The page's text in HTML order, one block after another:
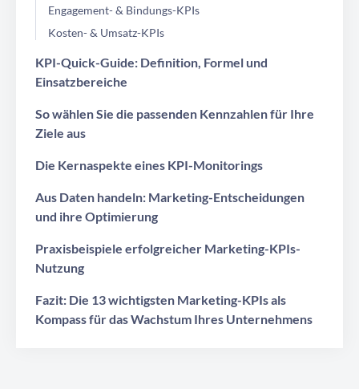
Engagement- & Bindungs-KPIs
Kosten- & Umsatz-KPIs
KPI-Quick-Guide: Definition, Formel und
Einsatzbereiche
So wählen Sie die passenden Kennzahlen für Ihre
Ziele aus
Die Kernaspekte eines KPI-Monitorings
Aus Daten handeln: Marketing-Entscheidungen
und ihre Optimierung
Praxisbeispiele erfolgreicher Marketing-KPIs-
Nutzung
Fazit: Die 13 wichtigsten Marketing-KPIs als
Kompass für das Wachstum Ihres Unternehmens